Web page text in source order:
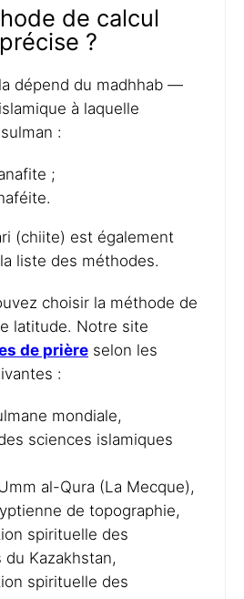
de calcul
?
dépend du madhhab —
à laquelle
:
;
(chiite) est également
liste des méthodes.
choisir la méthode de
latitude. Notre site
de prière selon les
:
mondiale,
sciences islamiques
al-Qura (La Mecque),
de topographie,
spirituelle des
du Kazakhstan,
spirituelle des